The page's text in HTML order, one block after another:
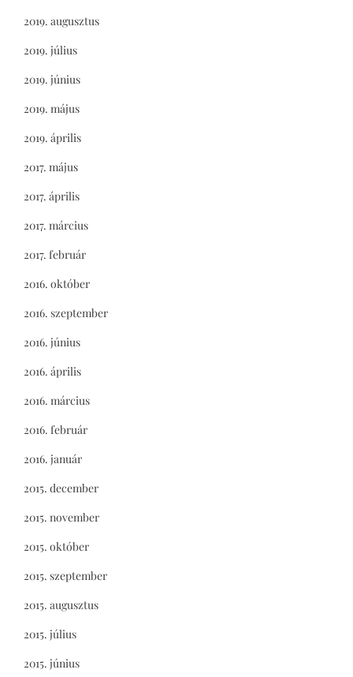
2019. augusztus
2019. július
2019. június
2019. május
2019. április
2017. május
2017. április
2017. március
2017. február
2016. október
2016. szeptember
2016. június
2016. április
2016. március
2016. február
2016. január
2015. december
2015. november
2015. október
2015. szeptember
2015. augusztus
2015. július
2015. június